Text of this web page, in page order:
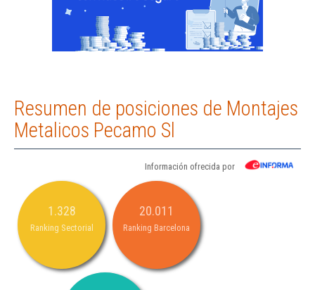
Resumen de posiciones de Montajes
Metalicos Pecamo Sl
Información ofrecida por
1.328
Ranking Sectorial
20.011
Ranking Barcelona